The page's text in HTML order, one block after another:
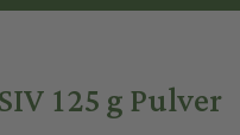
125 g Pulver